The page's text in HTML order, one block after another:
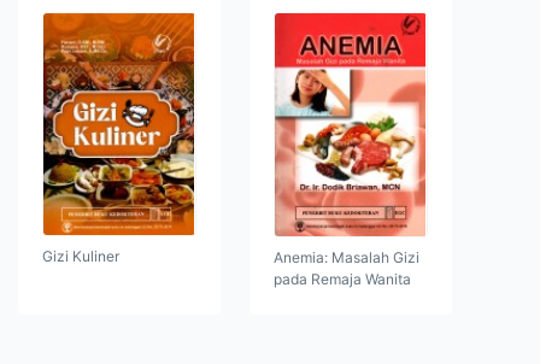
Gizi Kuliner
Anemia: Masalah Gizi
pada Remaja Wanita